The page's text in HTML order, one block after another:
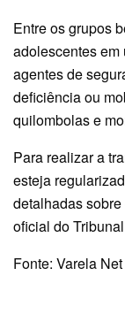
Entre os grupos
adolescentes
agentes de
deficiência ou
quilombolas e
Para realizar a
esteja
detalhadas
oficial do
Fonte: Varela Net